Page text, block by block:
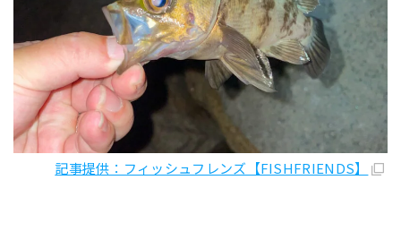
記事提供：フィッシュフレンズ【FISHFRIENDS】